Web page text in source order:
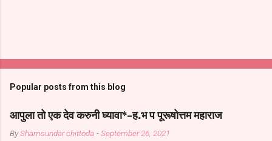
Popular posts from this blog
आपुला तो एक देव करुनी घ्यावा*-ह.भ प पूरूषोत्तम महाराज
ByShamsundar chittoda -September 26, 2021